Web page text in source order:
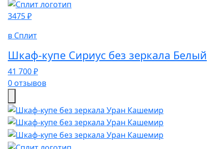
3475 ₽
в Сплит
Шкаф-купе Сириус без зеркала Белый
41 700 ₽
0 отзывов